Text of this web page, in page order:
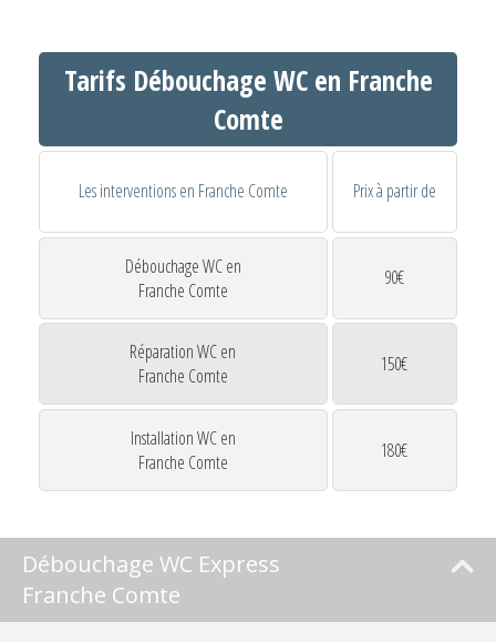
Tarifs Débouchage WC en Franche
Comte
Les interventions en Franche Comte Prix à partir de
Débouchage WC en
Franche Comte
90€
Réparation WC en
Franche Comte
150€
Installation WC en
Franche Comte
180€
Débouchage WC Express
Franche Comte